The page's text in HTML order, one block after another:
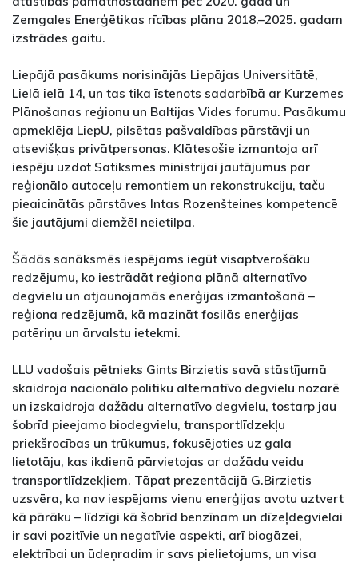
Zemgales Enerģētikas rīcības plāna 2018.–2025. gadam
izstrādes gaitu.
Liepājā pasākums norisinājās Liepājas Universitātē,
Lielā ielā 14, un tas tika īstenots sadarbībā ar Kurzemes
Plānošanas reģionu un Baltijas Vides forumu. Pasākumu
apmeklēja LiepU, pilsētas pašvaldības pārstāvji un
atsevišķas privātpersonas. Klātesošie izmantoja arī
iespēju uzdot Satiksmes ministrijai jautājumus par
reģionālo autoceļu remontiem un rekonstrukciju, taču
pieaicinātās pārstāves Intas Rozenšteines kompetencē
šie jautājumi diemžēl neietilpa.
Šādās sanāksmēs iespējams iegūt visaptverošāku
redzējumu, ko iestrādāt reģiona plānā alternatīvo
degvielu un atjaunojamās enerģijas izmantošanā –
reģiona redzējumā, kā mazināt fosilās enerģijas
patēriņu un ārvalstu ietekmi.
LLU vadošais pētnieks Gints Birzietis savā stāstījumā
skaidroja nacionālo politiku alternatīvo degvielu nozarē
un izskaidroja dažādu alternatīvo degvielu, tostarp jau
šobrīd pieejamo biodegvielu, transportlīdzekļu
priekšrocības un trūkumus, fokusējoties uz gala
lietotāju, kas ikdienā pārvietojas ar dažādu veidu
transportlīdzekļiem. Tāpat prezentācijā G.Birzietis
uzsvēra, ka nav iespējams vienu enerģijas avotu uztvert
kā pārāku – līdzīgi kā šobrīd benzīnam un dīzeļdegvielai
ir savi pozitīvie un negatīvie aspekti, arī biogāzei,
elektrībai un ūdeņradim ir savs pielietojums, un visa